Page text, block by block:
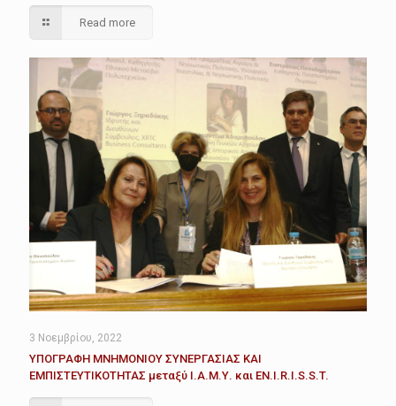
Read more
3 Νοεμβρίου, 2022
ΥΠΟΓΡΑΦΗ ΜΝΗΜΟΝΙΟΥ ΣΥΝΕΡΓΑΣΙΑΣ ΚΑΙ
ΕΜΠΙΣΤΕΥΤΙΚΟΤΗΤΑΣ μεταξύ Ι.Α.Μ.Υ. και EN.I.R.I.S.S.T.